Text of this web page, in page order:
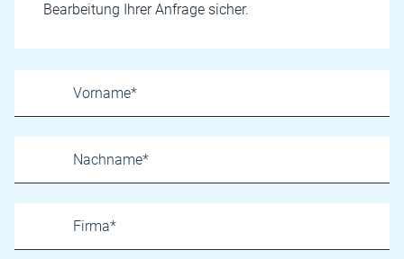
Bearbeitung Ihrer Anfrage sicher.